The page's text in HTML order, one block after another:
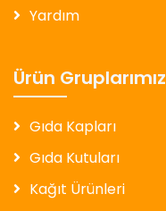
Yardım
Ürün Gruplarımız
Gıda Kapları
Gıda Kutuları
Kağıt Ürünleri